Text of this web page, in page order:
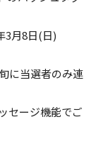
3月8日(日)
に当選者のみ連
セージ機能でご